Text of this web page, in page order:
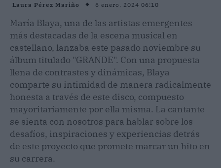
Laura Pérez Mariño 6 enero, 2024 06:10
María Blaya, una de las artistas emergentes
más destacadas de la escena musical en
castellano, lanzaba este pasado noviembre su
álbum titulado "GRANDE". Con una propuesta
llena de contrastes y dinámicas, Blaya
comparte su intimidad de manera radicalmente
honesta a través de este disco, compuesto
mayoritariamente por ella misma. La cantante
se sienta con nosotros para hablar sobre los
desafíos, inspiraciones y experiencias detrás
de este proyecto que promete marcar un hito en
su carrera.